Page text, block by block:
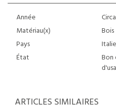
Année
Matériau(x)
Bois
Pays
Italie
État
Bon
ARTICLES SIMILAIRES